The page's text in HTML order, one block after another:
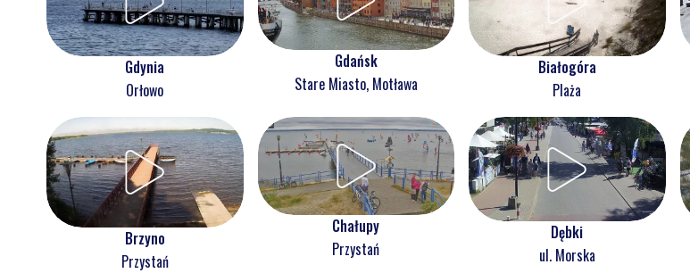
Gdynia
Orłowo
Gdańsk
Stare Miasto, Motława
Białogóra
Plaża
Brzyno
Przystań
Chałupy
Przystań
Dębki
ul. Morska